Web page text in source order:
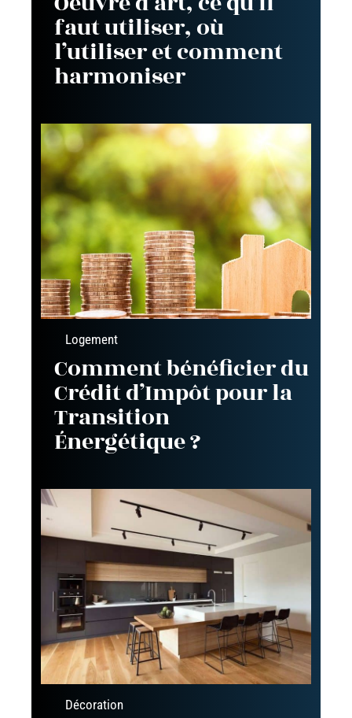
faut utiliser, où
l’utiliser et comment
harmoniser
Logement
Comment bénéficier du
Crédit d’Impôt pour la
Transition
Énergétique ?
Décoration